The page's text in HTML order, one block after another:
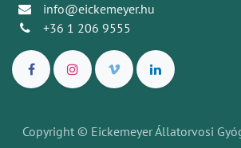
info@eickemeyer.hu
+36 1 206 9555
Copyright © Eickemeyer Állatorvosi